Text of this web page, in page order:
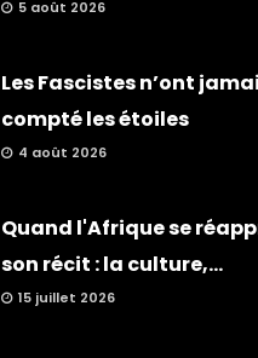
5 août 2026
Les Fascistes n’ont
compté les étoiles
4 août 2026
Quand l'Afrique se
son récit : la culture,...
15 juillet 2026